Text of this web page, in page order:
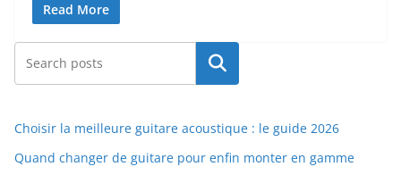
Read More
Rechercher
Choisir la meilleure guitare acoustique : le guide 2026
Quand changer de guitare pour enfin monter en gamme